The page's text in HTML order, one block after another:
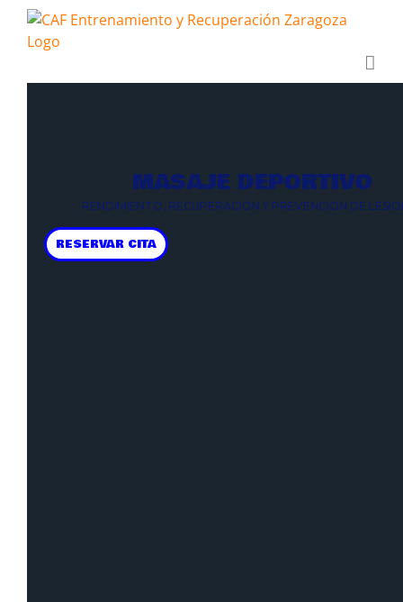
MASAJE DEPORTIVO
RENDIMIENTO, RECUPERACIÓN Y PREVENCIÓN DE
RESERVAR CITA